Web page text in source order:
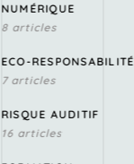
NUMÉRIQUE
8 articles
ECO-RESPONSABILITÉ
7 articles
RISQUE AUDITIF
16 articles